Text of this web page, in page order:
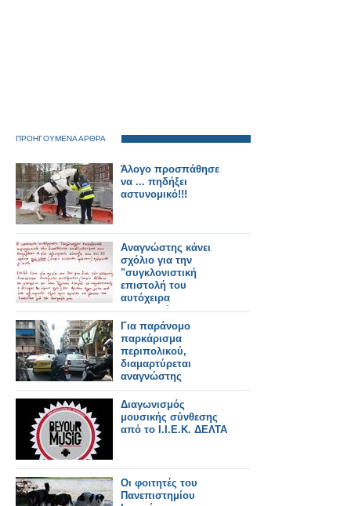
ΠΡΟΗΓΟΥΜΕΝΑ ΑΡΘΡΑ
Άλογο προσπάθησε
να ... πηδήξει
αστυνομικό!!!
Αναγνώστης κάνει
σχόλιο για την
"συγκλονιστική
επιστολή του
αυτόχειρα
συνταξιούχου"
Για παράνομο
παρκάρισμα
περιπολικού,
διαμαρτύρεται
αναγνώστης
Διαγωνισμός
μουσικής σύνθεσης
από το Ι.Ι.Ε.Κ. ΔΕΛΤΑ
Οι φοιτητές του
Πανεπιστημίου